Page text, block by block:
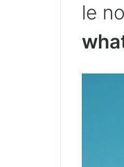
le